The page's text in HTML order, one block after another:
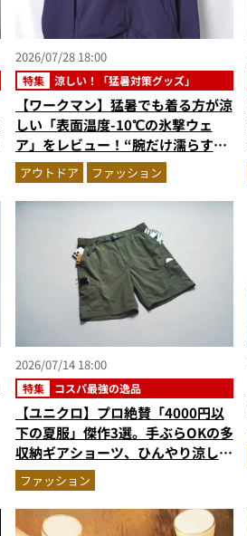
2026/07/28 18:00
特集 涼しい！「猛暑対策グッズ」
【ワークマン】猛暑でも着る方が涼
しい「表面温度-10℃の氷撃ウェ
ア」をレビュー！“腕だけ濡らすの
が正解”の気化冷却機能が凄い
アウトドア ファッション
2026/07/14 18:00
特集 コスパ最強の逸品
【ユニクロ】プロ絶賛「4000円以
下の夏服」傑作3選。手ぶらOKの多
収納ギアショーツ、ひんやり涼しい
パンツほか
ファッション